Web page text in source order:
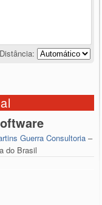
Distância:
Guerra Consultoria –
do Brasil